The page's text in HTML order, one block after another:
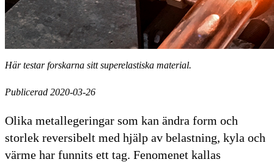
Här testar forskarna sitt superelastiska material.
Publicerad 2020-03-26
Olika metallegeringar som kan ändra form och
storlek reversibelt med hjälp av belastning, kyla och
värme har funnits ett tag. Fenomenet kallas